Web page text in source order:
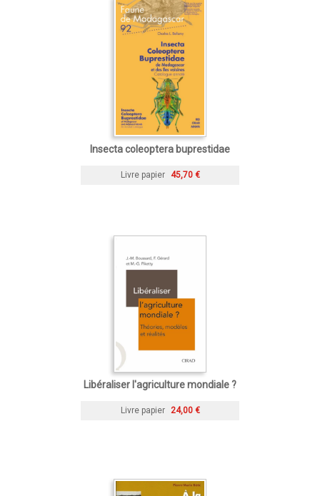
Insecta coleoptera buprestidae
Livre papier 45,70 €
Libéraliser l'agriculture mondiale ?
Livre papier 24,00 €